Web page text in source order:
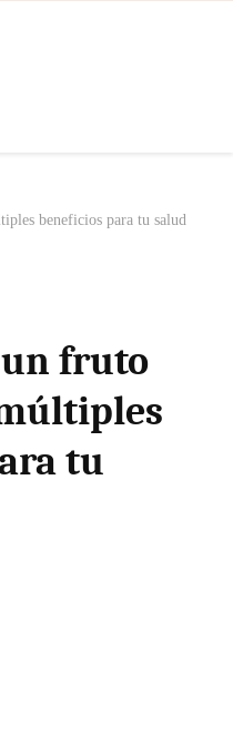
beneficios para tu salud
fruto
tu